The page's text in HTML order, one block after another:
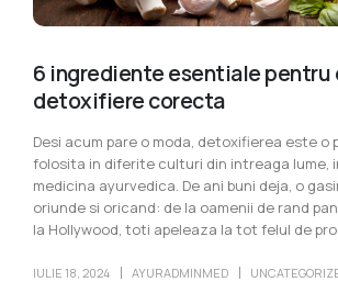
6 ingrediente esentiale pentru
detoxifiere corecta
Desi acum pare o moda, detoxifierea este o
folosita in diferite culturi din intreaga lume,
medicina ayurvedica. De ani buni deja, o
oriunde si oricand: de la oamenii de rand
la Hollywood, toti apeleaza la tot felul de
IULIE 18, 2024 AYURADMINMED